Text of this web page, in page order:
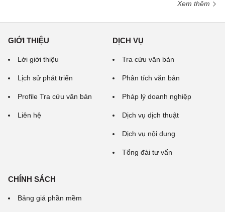
Xem thêm
GIỚI THIỆU
Lời giới thiệu
Lịch sử phát triển
Profile Tra cứu văn bản
Liên hệ
DỊCH VỤ
Tra cứu văn bản
Phân tích văn bản
Pháp lý doanh nghiệp
Dịch vụ dịch thuật
Dịch vụ nội dung
Tổng đài tư vấn
CHÍNH SÁCH
Bảng giá phần mềm